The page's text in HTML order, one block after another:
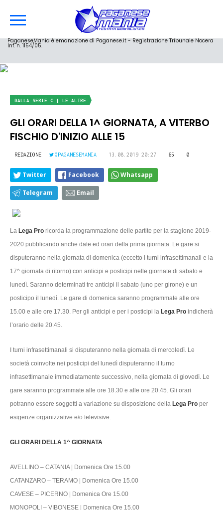
PaganeseMania è emanazione di Paganese.it - Registrazione Tribunale Nocera
Inf. n. 1154/05.
DALLA SERIE C | LE ALTRE
GLI ORARI DELLA 1^ GIORNATA, A VITERBO
FISCHIO D'INIZIO ALLE 15
REDAZIONE @PAGANESEMANIA 13.08.2019 20:27 65 0
Twitter Facebook Whatsapp
Telegram Email
La Lega Pro ricorda la programmazione delle partite per la stagione 2019-
2020 pubblicando anche date ed orari della prima giornata. Le gare si
disputeranno nella giornata di domenica (eccetto i turni infrasettimanali e la
17^ giornata di ritorno) con anticipi e posticipi nelle giornate di sabato e
lunedì. Saranno determinati tre anticipi il sabato (uno per girone) e un
posticipo il lunedì. Le gare di domenica saranno programmate alle ore
15.00 e alle ore 17.30. Per gli anticipi e per i posticipi la Lega Pro indicherà
l’orario delle 20.45.
I turni infrasettimanali si disputeranno nella giornata di mercoledì. Le
società coinvolte nei posticipi del lunedì disputeranno il turno
infrasettimanale immediatamente successivo, nella giornata di giovedì. Le
gare saranno programmate alle ore 18.30 e alle ore 20.45. Gli orari
potranno essere soggetti a variazione su disposizione della Lega Pro per
esigenze organizzative e/o televisive.
GLI ORARI DELLA 1^ GIORNATA
AVELLINO – CATANIA | Domenica Ore 15.00
CATANZARO – TERAMO | Domenica Ore 15.00
CAVESE – PICERNO | Domenica Ore 15.00
MONOPOLI – VIBONESE | Domenica Ore 15.00